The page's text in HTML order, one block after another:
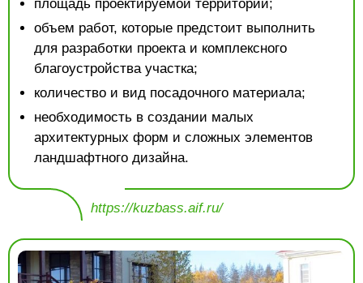
площадь проектируемой территории;
объем работ, которые предстоит выполнить
для разработки проекта и комплексного
благоустройства участка;
количество и вид посадочного материала;
необходимость в создании малых
архитектурных форм и сложных элементов
ландшафтного дизайна.
https://kuzbass.aif.ru/